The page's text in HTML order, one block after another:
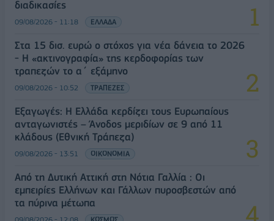
διαδικασίες
09/08/2026 - 11:18 ΕΛΛΑΔΑ
Στα 15 δισ. ευρώ ο στόχος για νέα δάνεια το 2026
- Η «ακτινογραφία» της κερδοφορίας των
τραπεζών το α΄ εξάμηνο
09/08/2026 - 10:52 ΤΡΑΠΕΖΕΣ
Εξαγωγές: Η Ελλάδα κερδίζει τους Ευρωπαίους
ανταγωνιστές – Άνοδος μεριδίων σε 9 από 11
κλάδους (Εθνική Τράπεζα)
09/08/2026 - 13:51 ΟΙΚΟΝΟΜΙΑ
Από τη Δυτική Αττική στη Νότια Γαλλία : Οι
εμπειρίες Ελλήνων και Γάλλων πυροσβεστών από
τα πύρινα μέτωπα